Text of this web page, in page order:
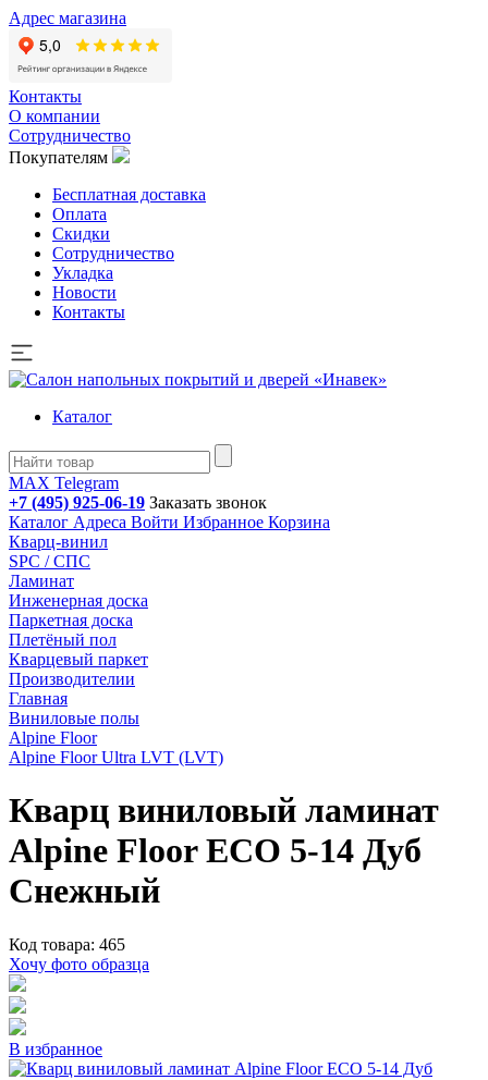
Адрес магазина
Контакты
О компании
Сотрудничество
Покупателям
Бесплатная доставка
Оплата
Скидки
Сотрудничество
Укладка
Новости
Контакты
Каталог
MAX Telegram
+7 (495) 925-06-19 Заказать звонок
Каталог Адреса Войти Избранное Корзина
Кварц-винил
SPC / СПС
Ламинат
Инженерная доска
Паркетная доска
Плетёный пол
Кварцевый паркет
Производителии
Главная
Виниловые полы
Alpine Floor
Alpine Floor Ultra LVT (LVT)
Кварц виниловый ламинат
Alpine Floor ЕСО 5-14 Дуб
Снежный
Код товара: 465
Хочу фото образца
В избранное